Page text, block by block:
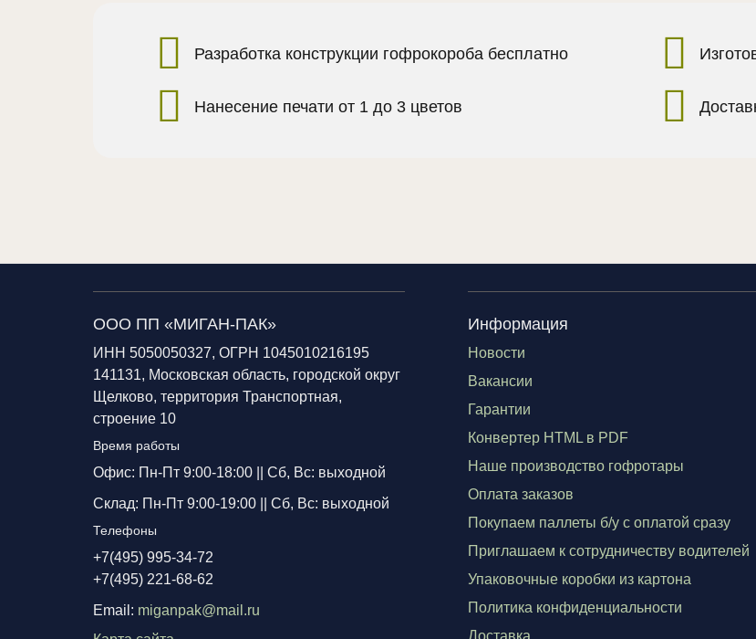
Разработка конструкции гофрокороба бесплатно
Нанесение печати от 1 до 3 цветов
ООО ПП «МИГАН-ПАК»
ИНН 5050050327, ОГРН 1045010216195
141131, Московская область, городской округ
Щелково, территория Транспортная,
строение 10
Время работы
Офис: Пн-Пт 9:00-18:00 || Сб, Вс: выходной
Склад: Пн-Пт 9:00-19:00 || Сб, Вс: выходной
Телефоны
+7(495) 995-34-72
+7(495) 221-68-62
Email: miganpak@mail.ru
Информация
Новости
Вакансии
Гарантии
Конвертер HTML в PDF
Наше производство гофротары
Оплата заказов
Покупаем паллеты б/у с оплатой сразу
Приглашаем к сотрудничеству водителей
Упаковочные коробки из картона
Политика конфиденциальности
Доставка